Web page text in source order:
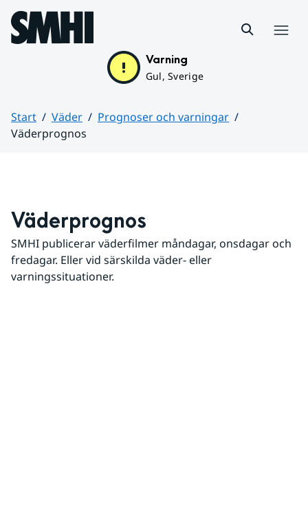
Hoppa till sidans innehåll
Varning
Gul, Sverige
Start Väder
Prognoser och varningar
Väderprognos
Väderprognos
SMHI publicerar väderfilmer måndagar, onsdagar och
fredagar. Eller vid särskilda väder- eller
varningssituationer.